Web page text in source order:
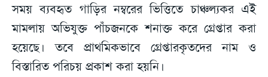
সময় ব্যবহৃত গাড়ির নম্বরের ভিত্তিতে চাঞ্চল্যকর এই
মামলায় অভিযুক্ত পাঁচজনকে শনাক্ত করে গ্রেপ্তার করা
হয়েছে। তবে প্রাথমিকভাবে গ্রেপ্তারকৃতদের নাম ও
বিস্তারিত পরিচয় প্রকাশ করা হয়নি।